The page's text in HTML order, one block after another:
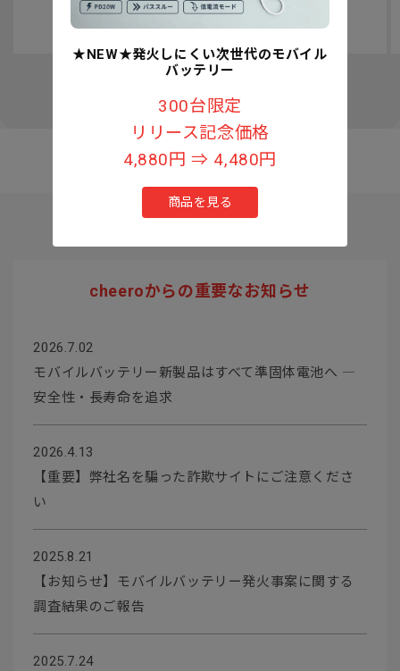
★NEW★発火しにくい次世代のモバイル
バッテリー
300台限定
リリース記念価格
4,880円 ⇒ 4,480円
商品を見る
cheeroからの重要なお知らせ
2026.7.02
モバイルバッテリー新製品はすべて準固体電池へ ―
安全性・長寿命を追求
2026.4.13
【重要】弊社名を騙った詐欺サイトにご注意くださ
い
2025.8.21
【お知らせ】モバイルバッテリー発火事案に関する
調査結果のご報告
2025.7.24